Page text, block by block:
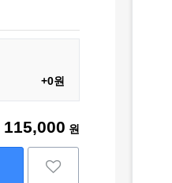
+0원
115,000 원